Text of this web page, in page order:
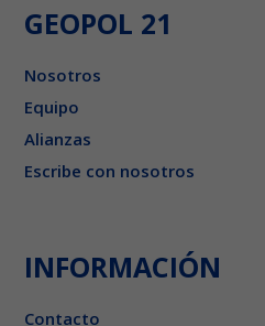
GEOPOL 21
Nosotros
Equipo
Alianzas
Escribe con nosotros
INFORMACIÓN
Contacto